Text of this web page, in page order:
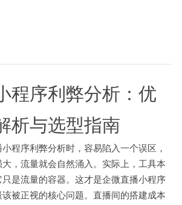
程序利弊分析：优
析与选型指南
程序利弊分析时，容易陷入一个误区，
，流量就会自然涌入。实际上，工具本
是流量的容器。这才是企微直播小程序
被正视的核心问题。直播间的搭建成本